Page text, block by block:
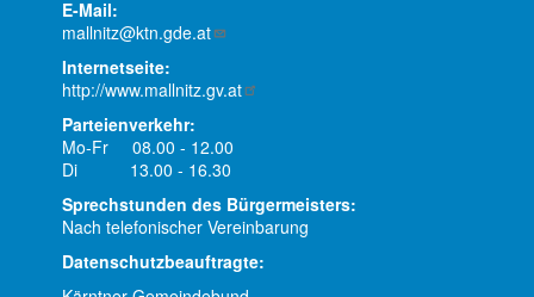
E-Mail:
mallnitz@ktn.gde.at
Internetseite:
http://www.mallnitz.gv.at
Parteienverkehr:
Mo-Fr 08.00 - 12.00
Di 13.00 - 16.30
Sprechstunden des Bürgermeisters:
Nach telefonischer Vereinbarung
Datenschutzbeauftragte: